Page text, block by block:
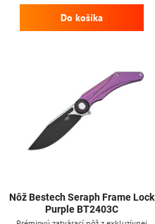
Do košíka
Nôž Bestech Seraph Frame Lock
Purple BT2403C